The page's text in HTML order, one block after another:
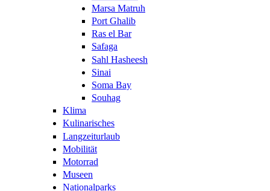
Marsa Matruh
Port Ghalib
Ras el Bar
Safaga
Sahl Hasheesh
Sinai
Soma Bay
Souhag
Klima
Kulinarisches
Langzeiturlaub
Mobilität
Motorrad
Museen
Nationalparks